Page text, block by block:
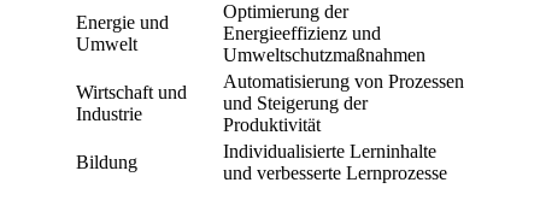
Energie und
Umwelt
Optimierung der
Energieeffizienz und
Umweltschutzmaßnahmen
Wirtschaft und
Industrie
Automatisierung von Prozessen
und Steigerung der
Produktivität
Bildung
Individualisierte Lerninhalte
und verbesserte Lernprozesse